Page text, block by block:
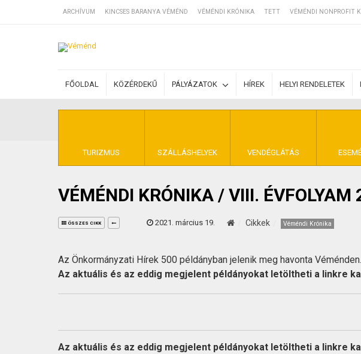
ARCHÍVUM KINCSES BARANYA VÉMÉND VÉMÉNDI KRÓNIKA TETT VÉMÉNDI NONPROFIT
FŐOLDAL KÖZÉRDEKŰ PÁLYÁZATOK HÍREK HELYI RENDELETEK
TURIZMUS SZÁLLÁSHELYEK VENDÉGLÁTÁS
SZÁLLÁSOK
BEJEGYZÉSEK
ÁLTALÁNOS
KINCSES BARANYA
KAPCSOLAT
VÉMÉNDI KRÓNIKA / VIII. ÉVFOLYAM
ÖSSZES CIKK 2021. március 19. Cikkek Véméndi Krónika
Az Önkormányzati Hírek 500 példányban jelenik meg havonta Véménden.
Az aktuális és az eddig megjelent példányokat letöltheti a linkre
Az aktuális és az eddig megjelent példányokat letöltheti a linkre